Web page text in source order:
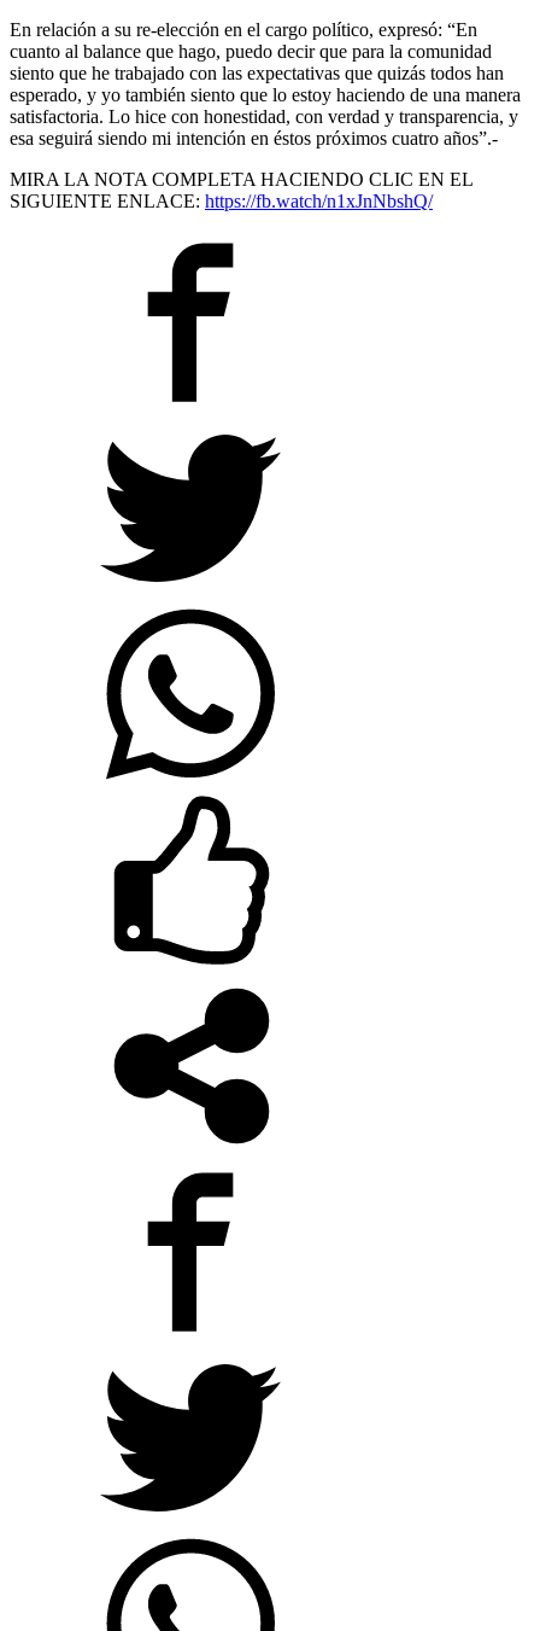
En relación a su re-elección en el cargo político, expresó: “En
cuanto al balance que hago, puedo decir que para la comunidad
siento que he trabajado con las expectativas que quizás todos han
esperado, y yo también siento que lo estoy haciendo de una manera
satisfactoria. Lo hice con honestidad, con verdad y transparencia, y
esa seguirá siendo mi intención en éstos próximos cuatro años”.-
MIRA LA NOTA COMPLETA HACIENDO CLIC EN EL
SIGUIENTE ENLACE: https://fb.watch/n1xJnNbshQ/